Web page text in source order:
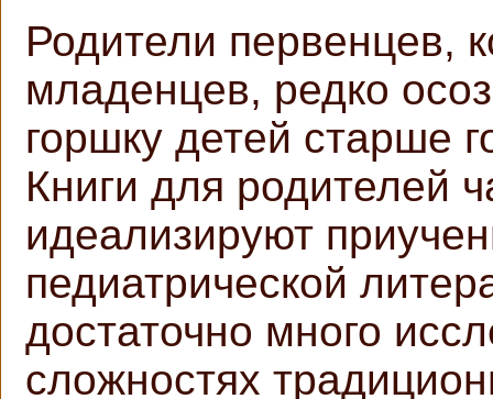
Родители первенцев,
младенцев, редко
горшку детей старше
Книги для родителей
идеализируют
педиатрической
достаточно много
сложностях